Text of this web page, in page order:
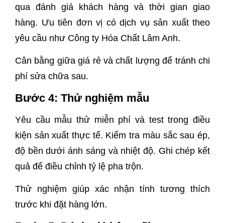
qua đánh giá khách hàng và thời gian giao
hàng. Ưu tiên đơn vị có dịch vụ sản xuất theo
yêu cầu như Công ty Hóa Chất Lâm Anh.
Cân bằng giữa giá rẻ và chất lượng để tránh chi
phí sửa chữa sau.
Bước 4: Thử nghiệm mẫu
Yêu cầu mẫu thử miễn phí và test trong điều
kiện sản xuất thực tế. Kiểm tra màu sắc sau ép,
độ bền dưới ánh sáng và nhiệt độ. Ghi chép kết
quả để điều chỉnh tỷ lệ pha trộn.
Thử nghiệm giúp xác nhận tính tương thích
trước khi đặt hàng lớn.